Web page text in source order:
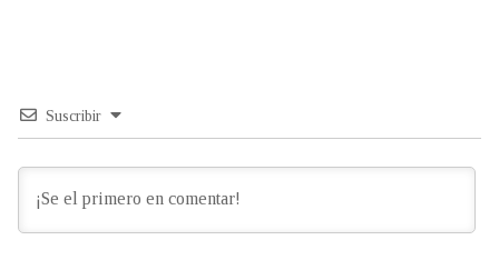
Suscribir